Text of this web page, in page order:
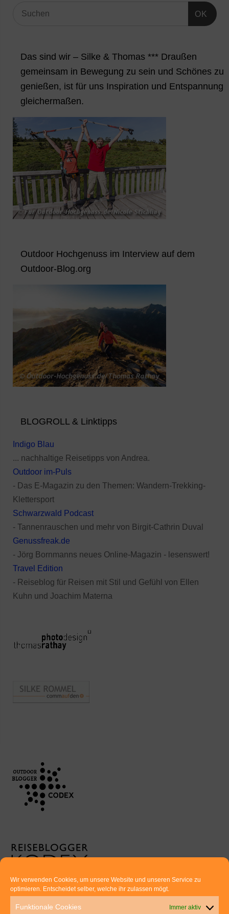
Wir verwenden Cookies, um unsere Website und unseren Service zu
optimieren. Entscheidet selber, welche ihr zulassen mögt.
Funktionale Cookies Immer aktiv
OK
Das sind wir – Silke & Thomas *** Draußen
gemeinsam in Bewegung zu sein und Schönes zu
genießen, ist für uns Inspiration und Entspannung
gleichermaßen.
Outdoor Hochgenuss im Interview auf dem
Outdoor-Blog.org
BLOGROLL & Linktipps
Indigo Blau
... nachhaltige Reisetipps von Andrea.
Outdoor im-Puls
- Das E-Magazin zu den Themen: Wandern-Trekking-
Klettersport
Schwarzwald Podcast
- Tannenrauschen und mehr von Birgit-Cathrin Duval
Genussfreak.de
- Jörg Bornmanns neues Online-Magazin - lesenswert!
Travel Edition
- Reiseblog für Reisen mit Stil und Gefühl von Ellen
Kuhn und Joachim Materna
Euer direkter Draht zu uns: